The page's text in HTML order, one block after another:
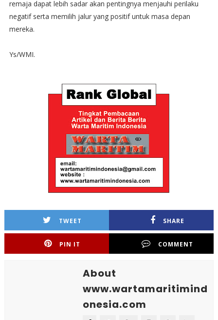
remaja dapat lebih sadar akan pentingnya menjauhi perilaku
negatif serta memilih jalur yang positif untuk masa depan
mereka.
Ys/WMI.
TWEET SHARE
PIN IT COMMENT
About
www.wartamaritimind
onesia.com